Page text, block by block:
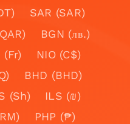
SAR (SAR)
BGN (лв.)
(Fr)
NIO (C$)
BHD (BHD)
(Sh)
ILS (₪)
PHP (₱)